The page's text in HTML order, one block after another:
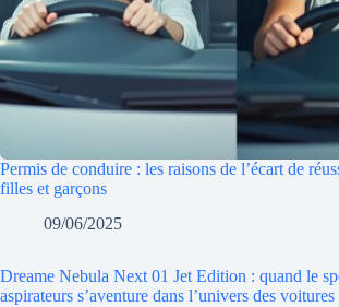
Permis de conduire : les raisons de l’écart de
filles et garçons
09/06/2025
Dreame Nebula Next 01 Jet Edition : quand le
aspirateurs s’aventure dans l’univers des